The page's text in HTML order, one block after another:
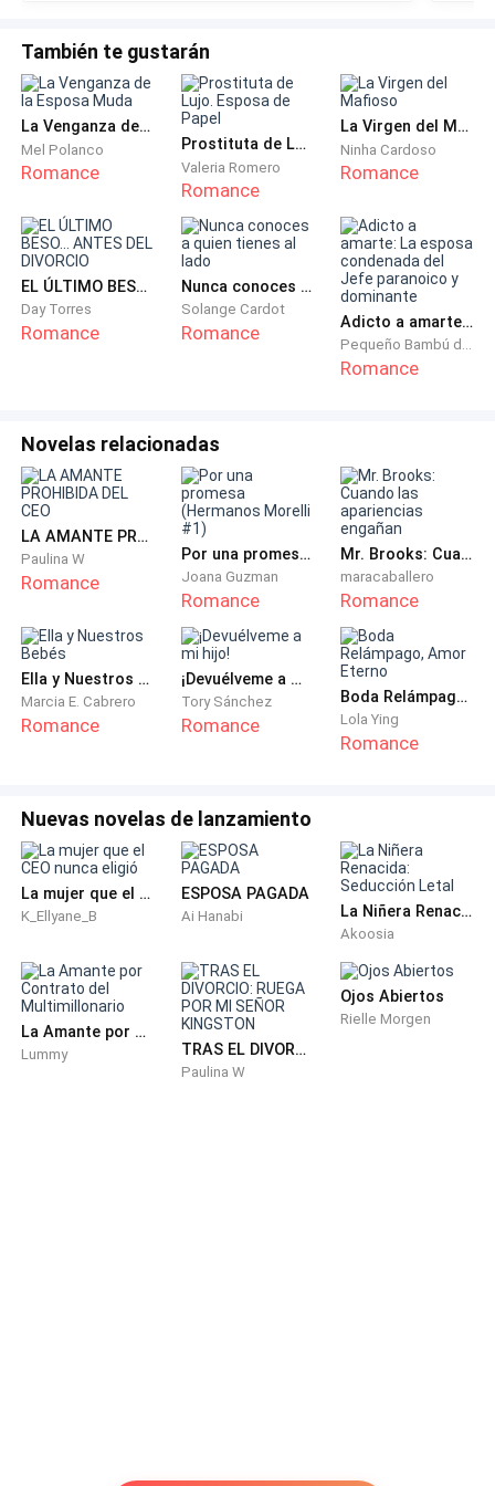
Giselle se limpió las lágrimas y al parecer se dio valor
para ponerse digna.
—No, no tenía que hacerlo —sentenció—. Es mi cuerpo,
y es mi decisión.
Zack se quedó mudo por un segundo, como si lo
hubiera abofeteado con aquellas palabras y luego se
acercó a ella.
—Lárgate de mi casa —espetó.
—¡Sí puedo! —rugió él—. ¡Es mi casa, y mi decisión! Y te
quiero fuera de mi casa y fuera de mi vida en una
hora.
—¡Zack!
—¡Lo que no te hayas llevado en una maldit@ hora lo
quemaré! —le advirtió mientras agarraba su gabardina
para salir al frío invierno de un enero en Seattle—.
¡Lárgate!
Se marchó de allí con algo más que el corazón roto.
a su padre enfermo aquella alegría y no sabía cómo
iba a hacerlo.
Y para cuando regresó a casa, se dio cuenta de que
estaba completamente solo.
*********
JULIO
También te gustarán
La Venganza de la Esposa Muda
Mel Polanco
Romance
Prostituta de Lujo. Esposa de Papel
Valeria Romero
Romance
La Virgen del Mafioso
Ninha Cardoso
Romance
EL ÚLTIMO BESO... ANTES DEL DIVORCIO
Day Torres
Romance
Nunca conoces a quien tienes al lado
Solange Cardot
Romance Adicto a amarte: La esposa condenada del Jefe paranoico y dominante
Pequeño Bambú de la Familia Gu
Romance
Novelas relacionadas
LA AMANTE PROHIBIDA DEL CEO
Paulina W
Romance
Por una promesa (Hermanos Morelli #1)
Joana Guzman
Romance
Mr. Brooks: Cuando las apariencias engañan
maracaballero
Romance
Ella y Nuestros Bebés
Marcia E. Cabrero
Romance
¡Devuélveme a mi hijo!
Tory Sánchez
Romance
Boda Relámpago, Amor Eterno
Lola Ying
Romance
Nuevas novelas de lanzamiento
La mujer que el CEO nunca eligió
K_Ellyane_B
ESPOSA PAGADA
Ai Hanabi La Niñera Renacida: Seducción Letal
Akoosia
La Amante por Contrato del Multimillonario
Lummy TRAS EL DIVORCIO: RUEGA POR MI SEÑOR KINGSTON
Paulina W
Ojos Abiertos
Rielle Morgen